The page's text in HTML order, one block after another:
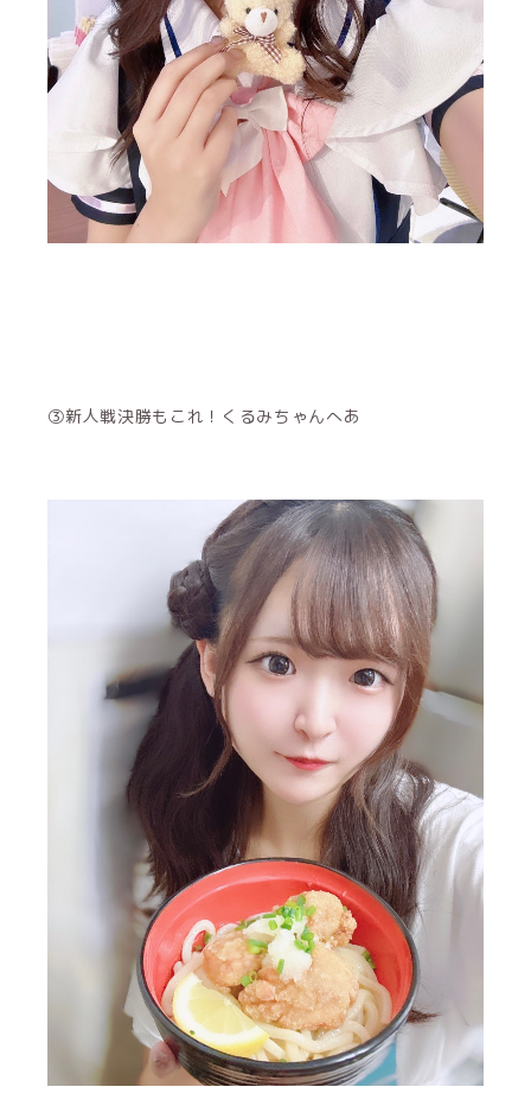
③新人戦決勝もこれ！くるみちゃんへあ